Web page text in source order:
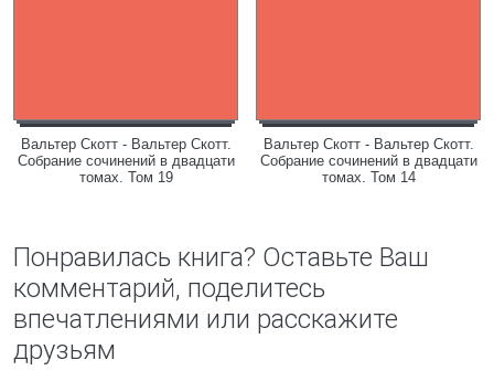
Вальтер Скотт - Вальтер Скотт.
Собрание сочинений в двадцати
томах. Том 19
Вальтер Скотт - Вальтер Скотт.
Собрание сочинений в двадцати
томах. Том 14
Понравилась книга? Оставьте Ваш
комментарий, поделитесь
впечатлениями или расскажите
друзьям